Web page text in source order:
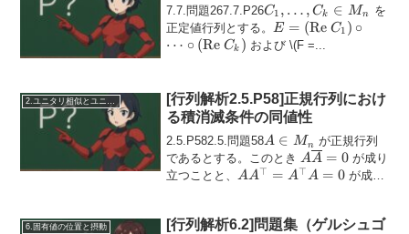
7.7.問題267.7.P26C_1,
\dots,
C_k
C1 , … , Ck ∈ Mn
を
正定値行列とする。
E =
(\text{Re
\dots
\circ
(\text{Re
}C_k)
E = (Re C1 ) ∘
⋯ ∘ (ReCk ) および\(F =...
2.ユニタリ相似とユニタリ同値
[行列解析2.5.P58]正規行列におけ
る積消滅条件の同値性
2.5.P582.5.問題58A
\in
M_n
A ∈ Mn が正規行列
であるとする。このときA\overline{A}
= 0
AA = 0が成り
立つことと、AA^{\top}
= 0
AA⊤ = A⊤A = 0が成り
6.固有値の位置と摂動
[行列解析6.2]問題集（ゲルシュゴ